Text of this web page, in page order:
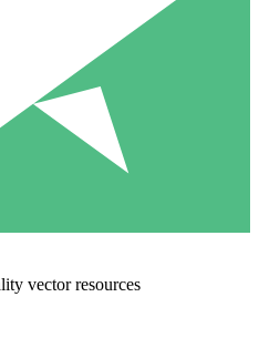
vector resources